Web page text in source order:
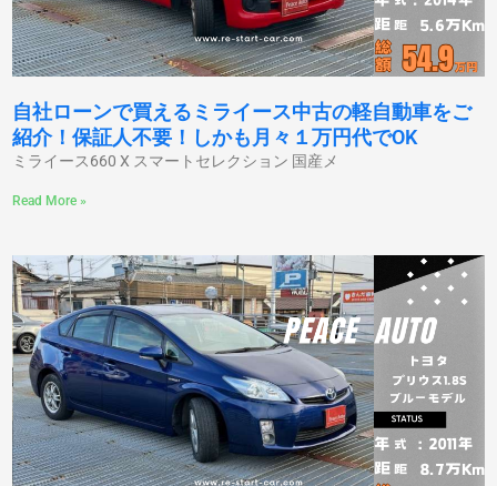
自社ローンで買えるミライース中古の軽自動車をご
紹介！保証人不要！しかも月々１万円代でOK
ミライース660 X スマートセレクション 国産メ
Read More »